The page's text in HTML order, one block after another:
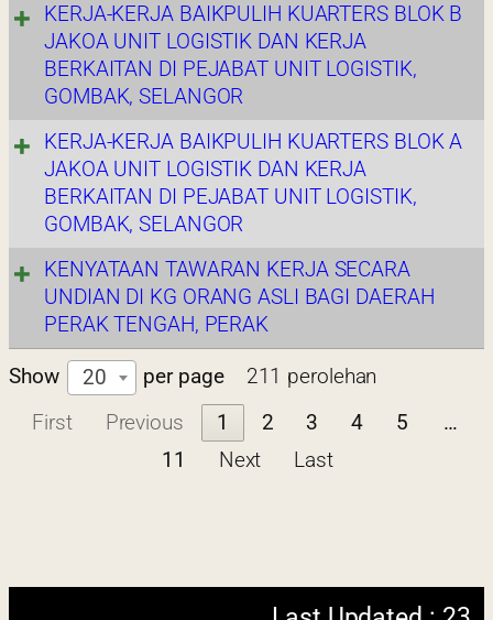
KERJA-KERJA BAIKPULIH KUARTERS BLOK B
JAKOA UNIT LOGISTIK DAN KERJA
BERKAITAN DI PEJABAT UNIT LOGISTIK,
GOMBAK, SELANGOR
KERJA-KERJA BAIKPULIH KUARTERS BLOK A
JAKOA UNIT LOGISTIK DAN KERJA
BERKAITAN DI PEJABAT UNIT LOGISTIK,
GOMBAK, SELANGOR
KENYATAAN TAWARAN KERJA SECARA
UNDIAN DI KG ORANG ASLI BAGI DAERAH
PERAK TENGAH, PERAK
Show 20 per page
211 perolehan
First
Previous 1 2 3 4 5
…
11
Next Last
2022 © Jabatan
Kemajuan Orang
Asli (JAKOA)
Dasar Privasi |
Dasar
Keselamatan|
Penafian | Peta
Laman
/ 05 / 2024 11:15
AM
browser versi terkini dengan
skrin beresolusi 1280 x 1024 piksel